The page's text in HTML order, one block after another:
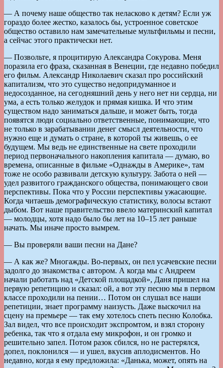
— А почему наше общество так неласково к детям? Если уж
гораздо более жестко, казалось бы, устроенное советское
общество оставило нам замечательные мультфильмы и песни,
а сейчас этого практически нет.
— Позвольте, я процитирую Александра Сокурова. Меня
поразила его фраза, сказанная в Венеции, где недавно победил
его фильм. Александр Николаевич сказал про российский
капитализм, что это существо недопридуманное и
недосозданное, на сегодняшний день у него нет ни сердца, ни
ума, а есть только желудок и прямая кишка. И что этим
существом надо заниматься дальше, и может быть, тогда
появятся люди социально ответственные, понимающие, что
не только в зарабатывании денег смысл деятельности, что
нужно еще и думать о стране, в которой ты живешь, о ее
будущем. Мы ведь не единственные на свете проходили
период первоначального накопления капитала — думаю, во
времена, описанные в фильме «Однажды в Америке», там
тоже не особо развивали детскую культуру. Забота о ней —
удел развитого гражданского общества, понимающего свои
перспективы. Пока что у России перспективы ужасающие.
Когда читаешь демографическую статистику, волосы встают
дыбом. Вот наше правительство ввело материнский капитал
— молодцы, хотя надо было бы лет на 10–15 лет раньше
начать. Мы иначе просто вымрем.
— Вы проверяли ваши песни на Дане?
— А как же? Многажды. Во-первых, он пел усачевские песни
задолго до знакомства с автором. А когда мы с Андреем
начали работать над «Детской площадкой», Даня пришел на
первую репетицию и сказал: ой, а вот эту песню мы в первом
классе проходили на пении… Потом он слушал все наши
репетиции, знает программу наизусть. Даже выскочил на
сцену на премьере — так ему хотелось спеть песню Колобка.
Зал видел, что все происходит экспромтом, и взял сторону
ребенка, так что я отдала ему микрофон, и он громко и
решительно запел. Потом разок сбился, но не растерялся,
допел, поклонился — и ушел, вкусив аплодисментов. Но
недавно, когда я ему предложила: «Данька, может, опять на